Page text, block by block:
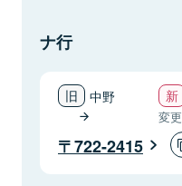
ナ行
中野
変更
722-2415